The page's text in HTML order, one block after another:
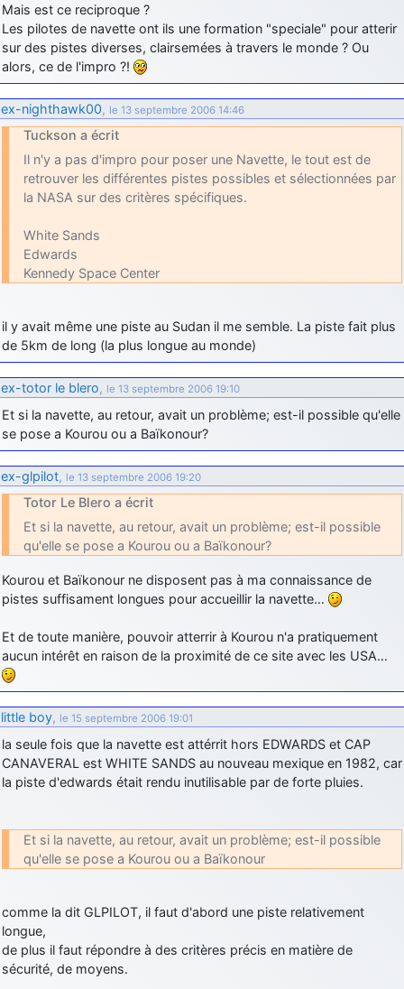
Mais est ce reciproque ?
Les pilotes de navette ont ils une formation "speciale" pour atterir
sur des pistes diverses, clairsemées à travers le monde ? Ou
alors, ce de l'impro ?!
ex-nighthawk00, le 13 septembre 2006 14:46
Tuckson a écrit
Il n'y a pas d'impro pour poser une Navette, le tout est de
retrouver les différentes pistes possibles et sélectionnées par
la NASA sur des critères spécifiques.
White Sands
Edwards
Kennedy Space Center
il y avait même une piste au Sudan il me semble. La piste fait plus
de 5km de long (la plus longue au monde)
ex-totor le blero, le 13 septembre 2006 19:10
Et si la navette, au retour, avait un problème; est-il possible qu'elle
se pose a Kourou ou a Baïkonour?
ex-glpilot, le 13 septembre 2006 19:20
Totor Le Blero a écrit
Et si la navette, au retour, avait un problème; est-il possible
qu'elle se pose a Kourou ou a Baïkonour?
Kourou et Baïkonour ne disposent pas à ma connaissance de
pistes suffisament longues pour accueillir la navette…
Et de toute manière, pouvoir atterrir à Kourou n'a pratiquement
aucun intérêt en raison de la proximité de ce site avec les USA…
little boy, le 15 septembre 2006 19:01
la seule fois que la navette est attérrit hors EDWARDS et CAP
CANAVERAL est WHITE SANDS au nouveau mexique en 1982, car
la piste d'edwards était rendu inutilisable par de forte pluies.
Et si la navette, au retour, avait un problème; est-il possible
qu'elle se pose a Kourou ou a Baïkonour
comme la dit GLPILOT, il faut d'abord une piste relativement
longue,
de plus il faut répondre à des critères précis en matière de
sécurité, de moyens.